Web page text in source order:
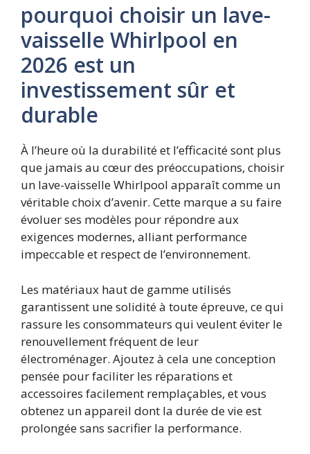
pourquoi choisir un lave-
vaisselle Whirlpool en
2026 est un
investissement sûr et
durable
À l’heure où la durabilité et l’efficacité sont plus
que jamais au cœur des préoccupations, choisir
un lave-vaisselle Whirlpool apparaît comme un
véritable choix d’avenir. Cette marque a su faire
évoluer ses modèles pour répondre aux
exigences modernes, alliant performance
impeccable et respect de l’environnement.
Les matériaux haut de gamme utilisés
garantissent une solidité à toute épreuve, ce qui
rassure les consommateurs qui veulent éviter le
renouvellement fréquent de leur
électroménager. Ajoutez à cela une conception
pensée pour faciliter les réparations et
accessoires facilement remplaçables, et vous
obtenez un appareil dont la durée de vie est
prolongée sans sacrifier la performance.